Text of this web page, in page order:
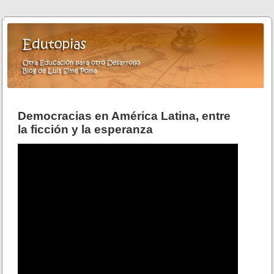
Democracias en América Latina, entre
la ficción y la esperanza